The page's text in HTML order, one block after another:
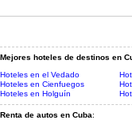
Mejores hoteles de destinos en
Hoteles en el Vedado
Hoteles en Cienfuegos
Hoteles en Holguín
Renta de autos en Cuba: